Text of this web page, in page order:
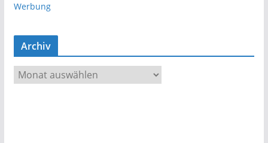
Werbung
Archiv